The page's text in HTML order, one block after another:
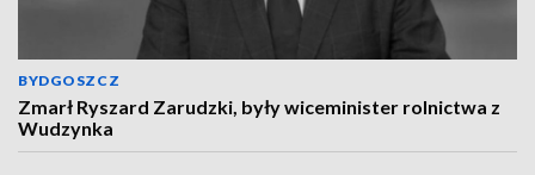
BYDGOSZCZ
Zmarł Ryszard Zarudzki, były wiceminister rolnictwa z
Wudzynka